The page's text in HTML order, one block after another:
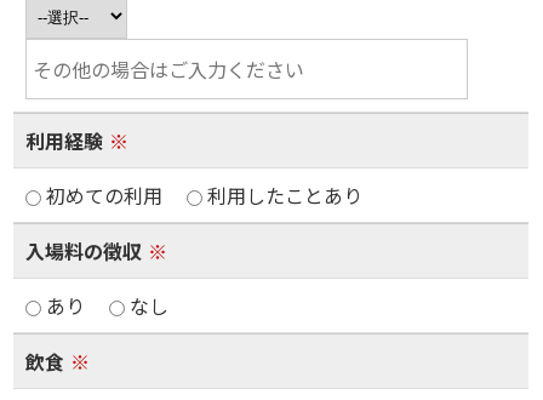
利用経験 ※
初めての利用
利用したことあり
入場料の徴収 ※
あり
なし
飲食 ※